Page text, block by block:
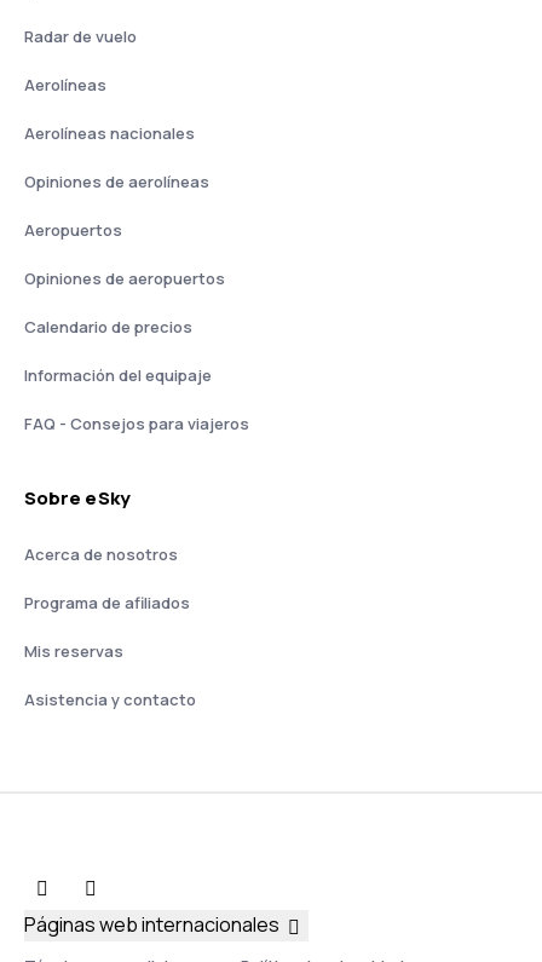
Radar de vuelo
Aerolíneas
Aerolíneas nacionales
Opiniones de aerolíneas
Aeropuertos
Opiniones de aeropuertos
Calendario de precios
Información del equipaje
FAQ - Consejos para viajeros
Sobre eSky
Acerca de nosotros
Programa de afiliados
Mis reservas
Asistencia y contacto
Páginas web internacionales